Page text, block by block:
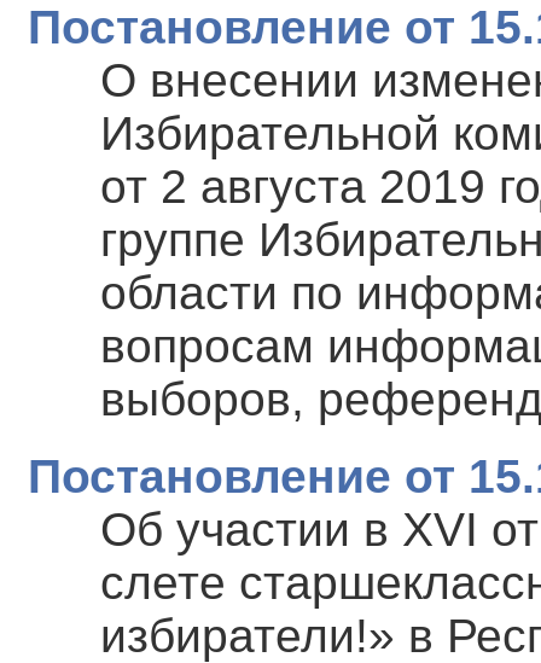
Постановление от
О внесении
Избирательной
от 2 августа 2019
группе
области по
вопросам
выборов,
Постановление от
Об участии в XVI
слете
избиратели!» в